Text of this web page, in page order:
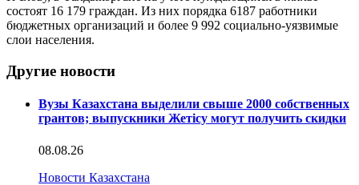
состоят 16 179 граждан. Из них порядка 6187 работники
бюджетных организаций и более 9 992 социально-уязвимые
слои населения.
Другие новости
Вузы Казахстана выделили свыше 2000 собственных
грантов; выпускники Жетісу могут получить скидки
08.08.26
Новости Казахстана